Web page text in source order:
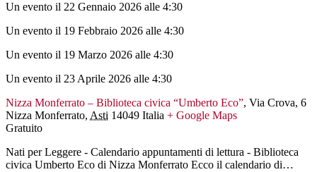
Un evento il 22 Gennaio 2026 alle 4:30
Un evento il 19 Febbraio 2026 alle 4:30
Un evento il 19 Marzo 2026 alle 4:30
Un evento il 23 Aprile 2026 alle 4:30
Nizza Monferrato – Biblioteca civica “Umberto Eco”, Via Crova, 6
Nizza Monferrato, Asti 14049 Italia + Google Maps
Gratuito
Nati per Leggere - Calendario appuntamenti di lettura - Biblioteca
civica Umberto Eco di Nizza Monferrato Ecco il calendario di…